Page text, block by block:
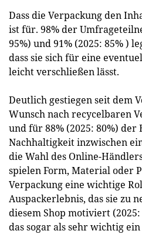
Dass die Verpackung den
ist für. 98% der
95%) und 91% (2025: 85% )
dass sie sich für eine
leicht verschließen lässt.
Deutlich gestiegen seit dem
Wunsch nach recycelbaren
und für 88% (2025: 80%) der
Nachhaltigkeit inzwischen
die Wahl des Online-
spielen Form, Material oder
Verpackung eine wichtige
Auspackerlebnis, das sie zu
diesem Shop motiviert
das sogar als sehr wichtig ein